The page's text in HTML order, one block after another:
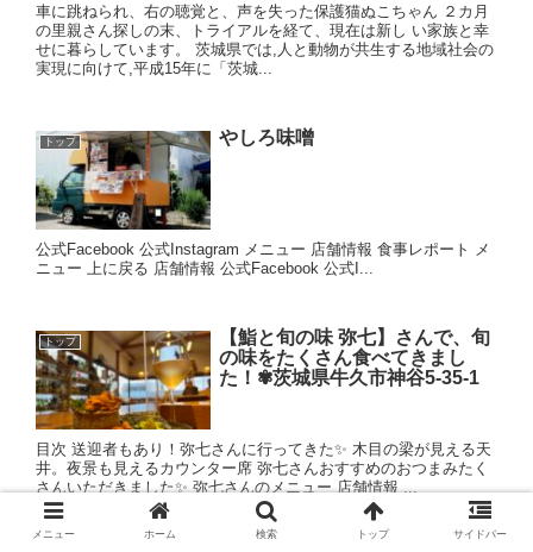
車に跳ねられ、右の聴覚と、声を失った保護猫ぬこちゃん ２カ月
の里親さん探しの末、トライアルを経て、現在は新し い家族と幸
せに暮らしています。 茨城県では,人と動物が共生する地域社会の
実現に向けて,平成15年に「茨城...
トップ やしろ味噌
公式Facebook 公式Instagram メニュー 店舗情報 食事レポート メ
ニュー 上に戻る 店舗情報 公式Facebook 公式I...
トップ
【鮨と旬の味 弥七】さんで、旬
の味をたくさん食べてきまし
た！✾茨城県牛久市神谷5-35-1
目次 送迎者もあり！弥七さんに行ってきた✨ 木目の梁が見える天
井。夜景も見えるカウンター席 弥七さんおすすめのおつまみたく
さんいただきました✨ 弥七さんのメニュー 店舗情報 ...
メニュー ホーム 検索 トップ サイドバー